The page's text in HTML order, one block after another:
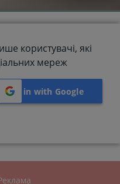
користувачі, які
мереж
Sign in with Google